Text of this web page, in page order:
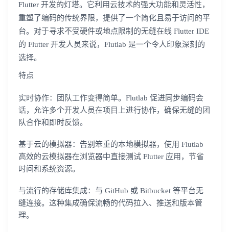
Flutter 开发的灯塔。它利用云技术的强大功能和灵活性，
重塑了编码的传统界限，提供了一个简化且易于访问的平
台。对于寻求不受硬件或地点限制的无缝在线 Flutter IDE
的 Flutter 开发人员来说，Flutlab 是一个令人印象深刻的
选择。
特点
实时协作：团队工作变得简单。Flutlab 促进同步编码会
话，允许多个开发人员在项目上进行协作，确保无缝的团
队合作和即时反馈。
基于云的模拟器：告别笨重的本地模拟器，使用 Flutlab
高效的云模拟器在浏览器中直接测试 Flutter 应用，节省
时间和系统资源。
与流行的存储库集成：与 GitHub 或 Bitbucket 等平台无
缝连接。这种集成确保流畅的代码拉入、推送和版本管
理。